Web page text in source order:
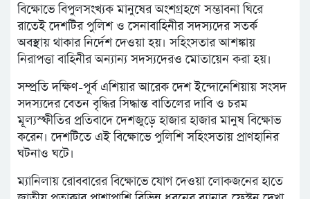
বিক্ষোভে বিপুলসংখ্যক মানুষের অংশগ্রহণে সম্ভাবনা ঘিরে
রাতেই দেশটির পুলিশ ও সেনাবাহিনীর সদস্যদের সতর্ক
অবস্থায় থাকার নির্দেশ দেওয়া হয়। সহিংসতার আশঙ্কায়
নিরাপত্তা বাহিনীর অন্যান্য সদস্যদেরও মোতায়েন করা হয়।
সম্প্রতি দক্ষিণ-পূর্ব এশিয়ার আরেক দেশ ইন্দোনেশিয়ায় সংসদ
সদস্যদের বেতন বৃদ্ধির সিদ্ধান্ত বাতিলের দাবি ও চরম
মূল্যস্ফীতির প্রতিবাদে দেশজুড়ে হাজার হাজার মানুষ বিক্ষোভ
করেন। দেশটিতে এই বিক্ষোভে পুলিশি সহিংসতায় প্রাণহানির
ঘটনাও ঘটে।
ম্যানিলায় রোববারের বিক্ষোভে যোগ দেওয়া লোকজনের হাতে